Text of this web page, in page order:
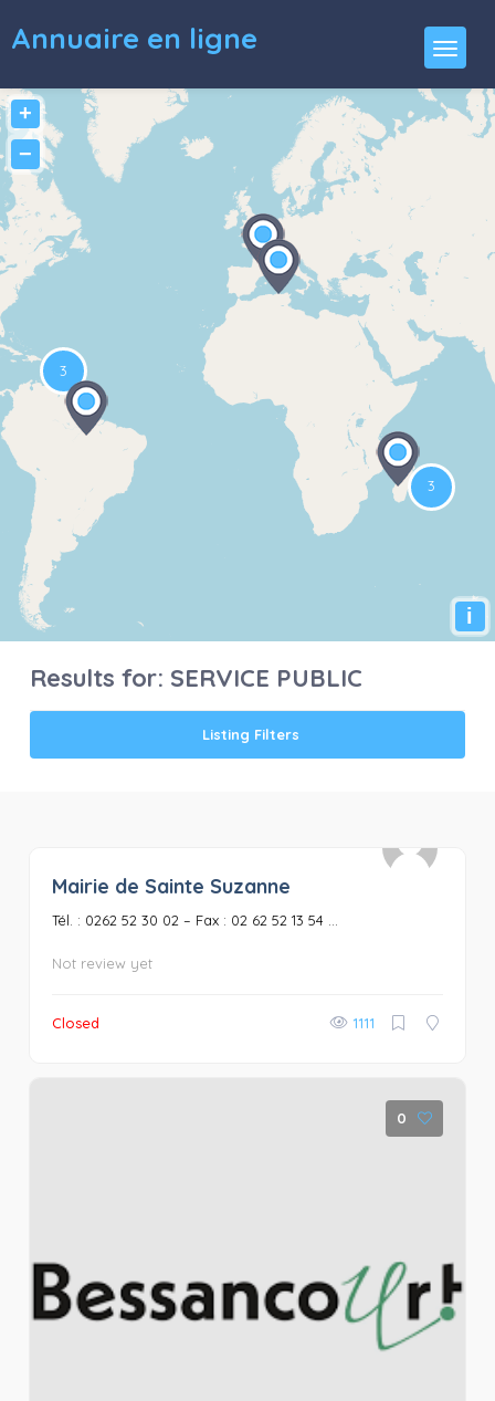
Annuaire en ligne
+
−
i
Results for: SERVICE PUBLIC
Listing Filters
Mairie de Sainte Suzanne
Tél. : 0262 52 30 02 – Fax : 02 62 52 13 54 ...
Not review yet
Closed 1111
0